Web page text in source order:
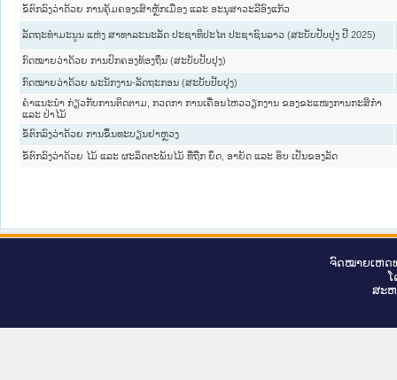
ຂໍ້ຕົກລົງວ່າດ້ວຍ ການຄຸ້ມຄອງເສົາຫຼັກເມືອງ ແລະ ອະນຸສາວະລີອົງແກ້ວ
ລັດຖະທຳມະນູນ ແຫ່ງ ສາທາລະນະລັດ ປະຊາທິປະໄຕ ປະຊາຊົນລາວ (ສະບັບປັບປຸງ ປີ 2025)
ກົດໝາຍວ່າດ້ວຍ ການປົກຄອງທ້ອງຖິ່ນ (ສະບັບປັບປຸງ)
ກົດໝາຍວ່າດ້ວຍ ພະນັກງານ-ລັດຖະກອນ (ສະບັບປັບປຸງ)
ຄຳແນະນຳ ກ່ຽວກັບການຕິດຕາມ, ກວດກາ ການເຄື່ອນໄຫວວຽກງານ ຂອງຂະແໜງການກະສິກຳ
ແລະ ປ່າໄມ້
ຂໍ້ຕົກລົງວ່າດ້ວຍ ການຂຶ້ນທະບຽນຢາຫຼວງ
ຂໍ້ຕົກລົງວ່າດ້ວຍ ໄມ້ ແລະ ຜະລິດຕະພັນໄມ້ ທີ່ຖືກ ຍຶດ, ອາຍັດ ແລະ ຮິບ ເປັນຂອງລັດ
ຈົດ​ໝາຍ​ເຫດ​
ສະ​ຫ